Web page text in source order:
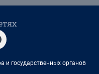
и государственных органов